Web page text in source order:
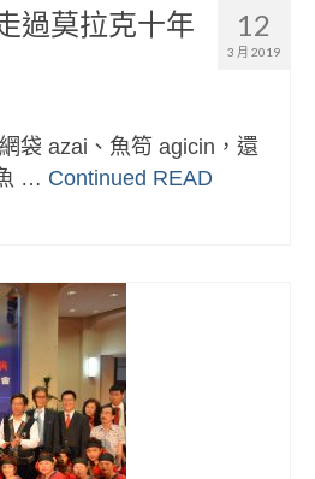
12
3 月 2019
過莫拉克十年
袋 azai、魚笱 agicin，還
… Continued READ